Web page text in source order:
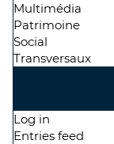
Multimédia
Patrimoine
Social
Transversaux
Log in
Entries feed